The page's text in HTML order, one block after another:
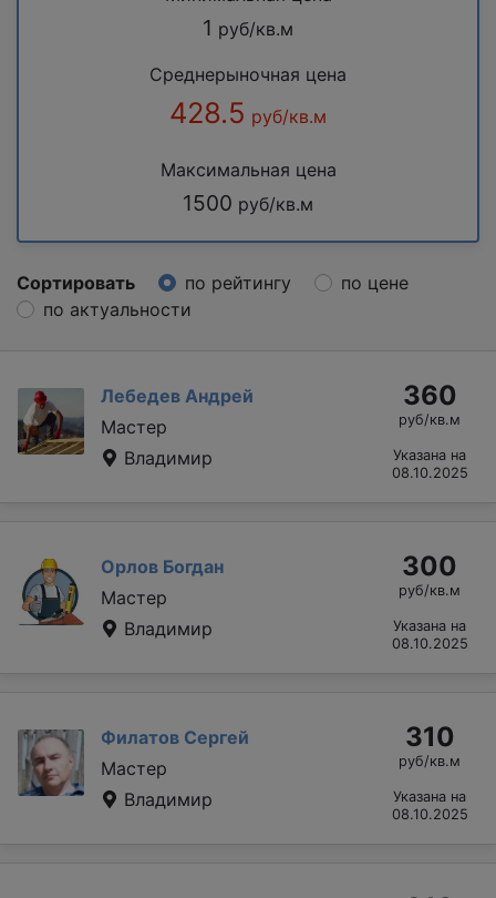
1 руб/кв.м
Среднерыночная цена
428.5 руб/кв.м
Максимальная цена
1500 руб/кв.м
Сортировать по рейтингу
по цене
по актуальности
Лебедев Андрей
Мастер
Владимир
360
руб/кв.м
Указана на
08.10.2025
Орлов Богдан
Мастер
Владимир
300
руб/кв.м
Указана на
08.10.2025
Филатов Сергей
Мастер
Владимир
310
руб/кв.м
Указана на
08.10.2025